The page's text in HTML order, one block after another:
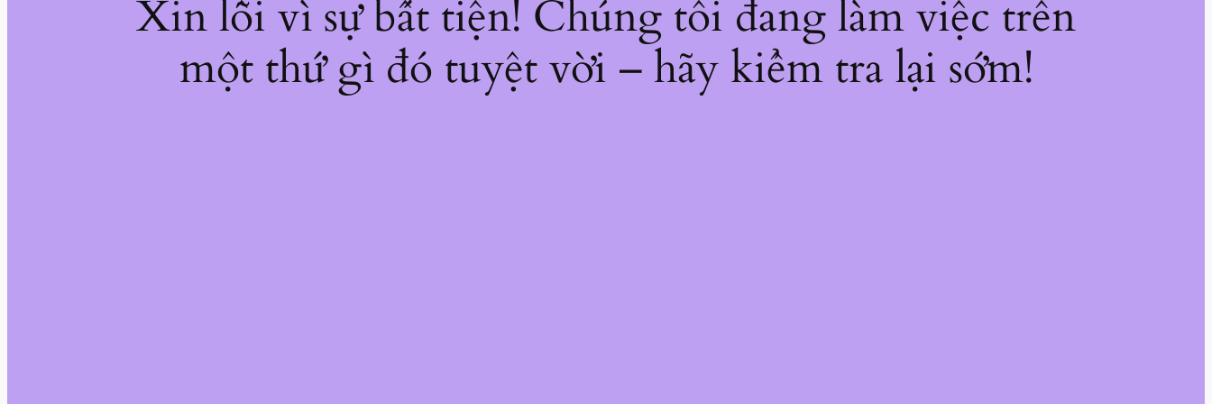
Xin lỗi vì sự bất tiện! Chúng tôi đang làm việc trên
một thứ gì đó tuyệt vời – hãy kiểm tra lại sớm!